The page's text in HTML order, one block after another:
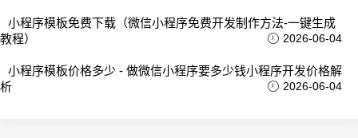
小程序模板免费下载（微信小程序免费开发制作方法-一键生成
教程）
2026-06-04
小程序模板价格多少 - 做微信小程序要多少钱小程序开发价格解
析
2026-06-04